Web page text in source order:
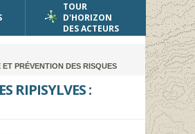
TOUR
D'HORIZON
DES ACTEURS
PRÉVENTION DES RISQUES
RIPISYLVES :